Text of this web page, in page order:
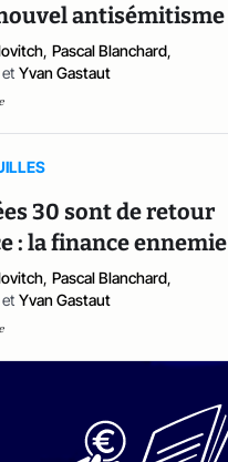
antisémitisme
, Pascal Blanchard,
et Yvan Gastaut
30 sont de retour
: la finance ennemie
, Pascal Blanchard,
et Yvan Gastaut